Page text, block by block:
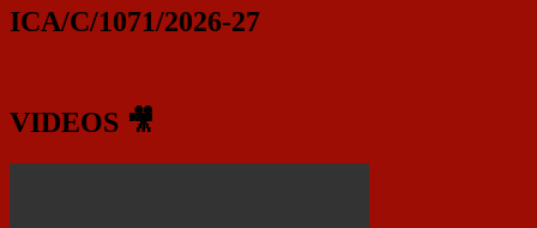
ICA/C/1071/2026-27
VIDEOS 🎥